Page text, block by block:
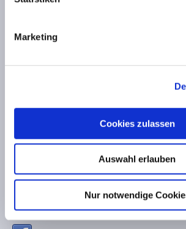
Marketing
Cookies zulassen
Auswahl erlauben
Nur notwendige
Tauchschule Dirk Hövel
42499 Hückeswagen
02192 933085
Fax: